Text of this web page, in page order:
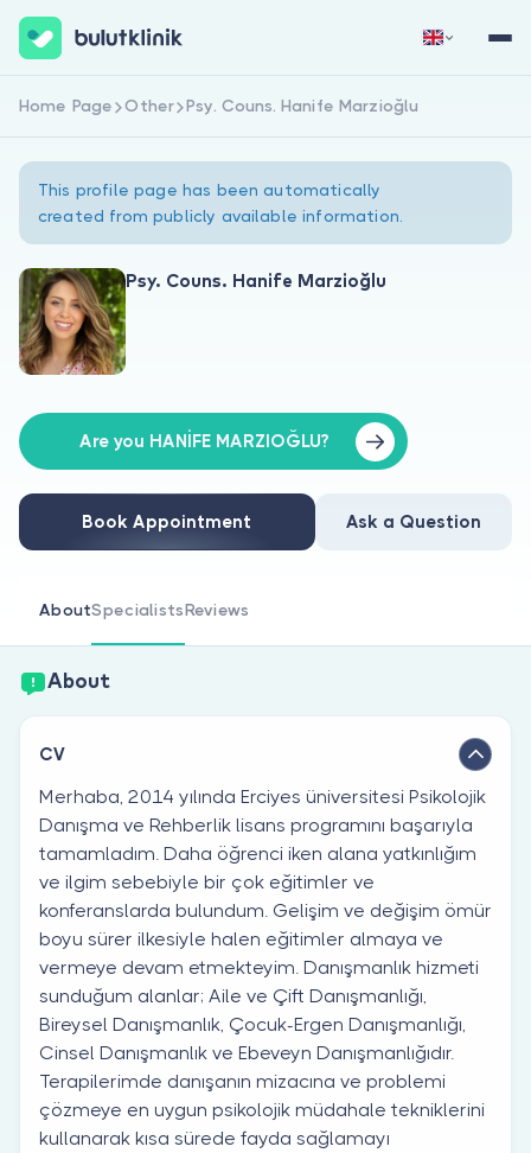
About Us
For Doctors
Are you a doctor?
Sign Up Now Sign In
Home Page Other Psy. Couns. Hanife Marzioğlu
This profile page has been automatically
created from publicly available information.
Psy. Couns. Hanife Marzioğlu
Are you HANİFE MARZIOĞLU?
Book Appointment Ask a Question
AboutSpecialistsReviews
About
CV
Merhaba, 2014 yılında Erciyes üniversitesi Psikolojik
Danışma ve Rehberlik lisans programını başarıyla
tamamladım. Daha öğrenci iken alana yatkınlığım
ve ilgim sebebiyle bir çok eğitimler ve
konferanslarda bulundum. Gelişim ve değişim ömür
boyu sürer ilkesiyle halen eğitimler almaya ve
vermeye devam etmekteyim. Danışmanlık hizmeti
sunduğum alanlar; Aile ve Çift Danışmanlığı,
Bireysel Danışmanlık, Çocuk-Ergen Danışmanlığı,
Cinsel Danışmanlık ve Ebeveyn Danışmanlığıdır.
Terapilerimde danışanın mizacına ve problemi
çözmeye en uygun psikolojik müdahale tekniklerini
kullanarak kısa sürede fayda sağlamayı